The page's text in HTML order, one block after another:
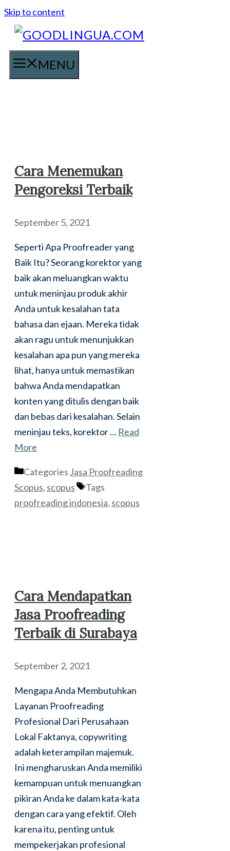
Skip to content
MENU
Cara Menemukan
Pengoreksi Terbaik
September 5, 2021
Seperti Apa Proofreader yang
Baik Itu? Seorang korektor yang
baik akan meluangkan waktu
untuk meninjau produk akhir
Anda untuk kesalahan tata
bahasa dan ejaan. Mereka tidak
akan ragu untuk menunjukkan
kesalahan apa pun yang mereka
lihat, hanya untuk memastikan
bahwa Anda mendapatkan
konten yang ditulis dengan baik
dan bebas dari kesalahan. Selain
meninjau teks, korektor … Read
More
Categories Jasa Proofreading
Scopus, scopus
Tags
proofreading indonesia, scopus
Cara Mendapatkan
Jasa Proofreading
Terbaik di Surabaya
September 2, 2021
Mengapa Anda Membutuhkan
Layanan Proofreading
Profesional Dari Perusahaan
Lokal Faktanya, copywriting
adalah keterampilan majemuk.
Ini mengharuskan Anda memiliki
kemampuan untuk menuangkan
pikiran Anda ke dalam kata-kata
dengan cara yang efektif. Oleh
karena itu, penting untuk
mempekerjakan profesional